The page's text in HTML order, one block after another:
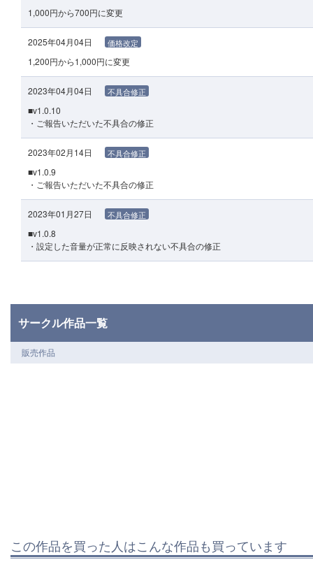
1,000円から700円に変更
2025年04月04日 価格改定
1,200円から1,000円に変更
2023年04月04日 不具合修正
■v1.0.10
・ご報告いただいた不具合の修正
2023年02月14日 不具合修正
■v1.0.9
・ご報告いただいた不具合の修正
2023年01月27日 不具合修正
■v1.0.8
・設定した音量が正常に反映されない不具合の修正
サークル作品一覧
販売作品
この作品を買った人はこんな作品も買っています